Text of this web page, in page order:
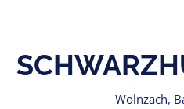
Wolnzach,